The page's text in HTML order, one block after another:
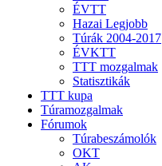
ÉVTT
Hazai Legjobb
Túrák 2004-2017
ÉVKTT
TTT mozgalmak
Statisztikák
TTT kupa
Túramozgalmak
Fórumok
Túrabeszámolók
OKT